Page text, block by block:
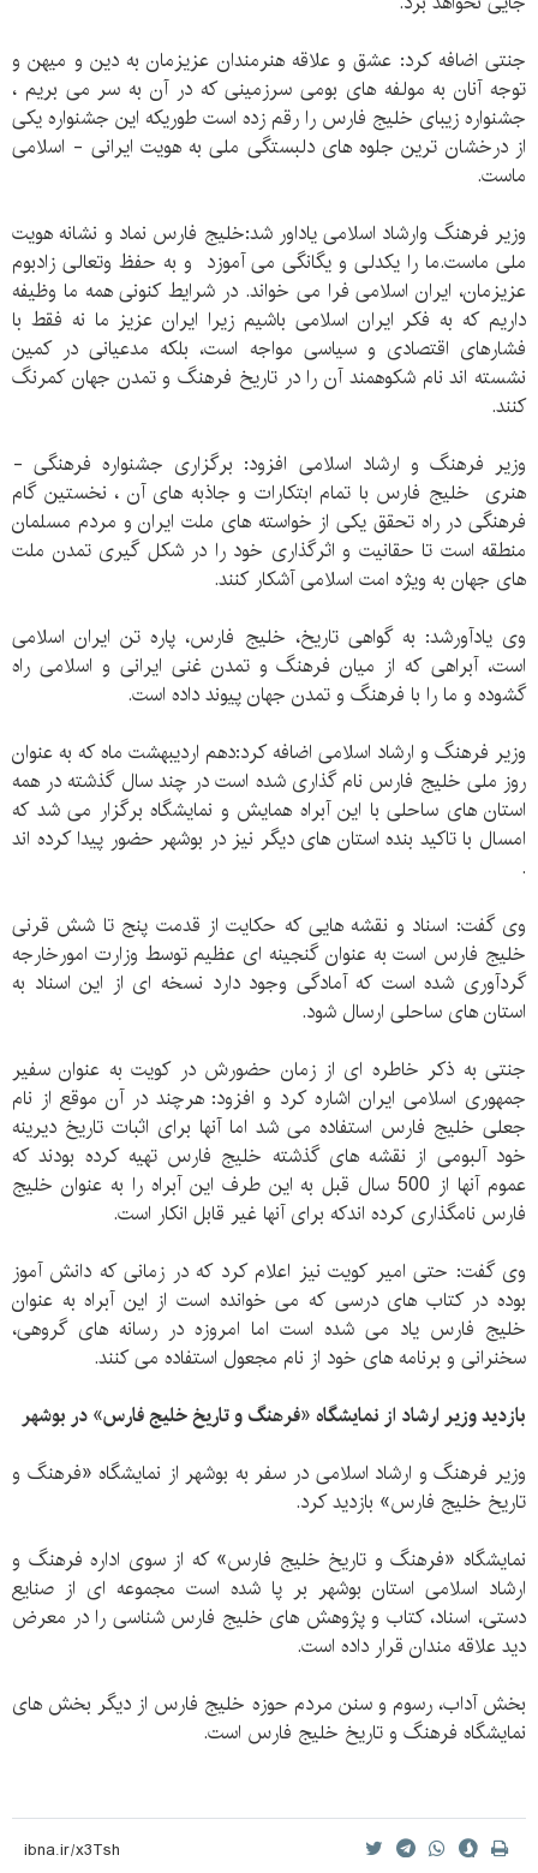
جنتی اضافه کرد: عشق و علاقه هنرمندان عزیزمان به دین و میهن و
توجه آنان به مولفه های بومی سرزمینی که در آن به سر می بریم ،
جشنواره زیبای خلیج فارس را رقم زده است طوریکه این جشنواره یکی
از درخشان ترین جلوه های دلبستگی ملی به هویت ایرانی - اسلامی
ماست.
وزیر فرهنگ وارشاد اسلامی یاداور شد:خلیج فارس نماد و نشانه هویت
ملی ماست.ما را یکدلی و یگانگی می آموزد و به حفظ وتعالی زادبوم
عزیزمان، ایران اسلامی فرا می خواند. در شرایط کنونی همه ما وظیفه
داریم که به فکر ایران اسلامی باشیم زیرا ایران عزیز ما نه فقط با
فشارهای اقتصادی و سیاسی مواجه است، بلکه مدعیانی در کمین
نشسته اند نام شکوهمند آن را در تاریخ فرهنگ و تمدن جهان کمرنگ
کنند.
وزیر فرهنگ و ارشاد اسلامی افزود: برگزاری جشنواره فرهنگی -
هنری خلیج فارس با تمام ابتکارات و جاذبه های آن ، نخستین گام
فرهنگی در راه تحقق یکی از خواسته های ملت ایران و مردم مسلمان
منطقه است تا حقانیت و اثرگذاری خود را در شکل گیری تمدن ملت
های جهان به ویژه امت اسلامی آشکار کنند.
وی یادآورشد: به گواهی تاریخ، خلیج فارس، پاره تن ایران اسلامی
است، آبراهی که از میان فرهنگ و تمدن غنی ایرانی و اسلامی راه
گشوده و ما را با فرهنگ و تمدن جهان پیوند داده است.
وزیر فرهنگ و ارشاد اسلامی اضافه کرد:دهم اردیبهشت ماه که به عنوان
روز ملی خلیج فارس نام گذاری شده است در چند سال گذشته در همه
استان های ساحلی با این آبراه همایش و نمایشگاه برگزار می شد که
امسال با تاکید بنده استان های دیگر نیز در بوشهر حضور پیدا کرده اند
.
وی گفت: اسناد و نقشه هایی که حکایت از قدمت پنج تا شش قرنی
خلیج فارس است به عنوان گنجینه ای عظیم توسط وزارت امورخارجه
گردآوری شده است که آمادگی وجود دارد نسخه ای از این اسناد به
استان های ساحلی ارسال شود.
جنتی به ذکر خاطره ای از زمان حضورش در کویت به عنوان سفیر
جمهوری اسلامی ایران اشاره کرد و افزود: هرچند در آن موقع از نام
جعلی خلیج فارس استفاده می شد اما آنها برای اثبات تاریخ دیرینه
خود آلبومی از نقشه های گذشته خلیج فارس تهیه کرده بودند که
عموم آنها از 500 سال قبل به این طرف این آبراه را به عنوان خلیج
فارس نامگذاری کرده اندکه برای آنها غیر قابل انکار است.
وی گفت: حتی امیر کویت نیز اعلام کرد که در زمانی که دانش آموز
بوده در کتاب های درسی که می خوانده است از این آبراه به عنوان
خلیج فارس یاد می شده است اما امروزه در رسانه های گروهی،
سخنرانی و برنامه های خود از نام مجعول استفاده می کنند.
بازدید وزیر ارشاد از نمایشگاه «فرهنگ و تاریخ خلیج فارس» در بوشهر
وزیر فرهنگ و ارشاد اسلامی در سفر به بوشهر از نمایشگاه «فرهنگ و
تاریخ خلیج فارس» بازدید کرد.
نمایشگاه «فرهنگ و تاریخ خلیج فارس» که از سوی اداره فرهنگ و
ارشاد اسلامی استان بوشهر بر پا شده است مجموعه ای از صنایع
دستی، اسناد، کتاب و پژوهش های خلیج فارس شناسی را در معرض
دید علاقه مندان قرار داده است.
بخش آداب، رسوم و سنن مردم حوزه خلیج فارس از دیگر بخش های
نمایشگاه فرهنگ و تاریخ خلیج فارس است.